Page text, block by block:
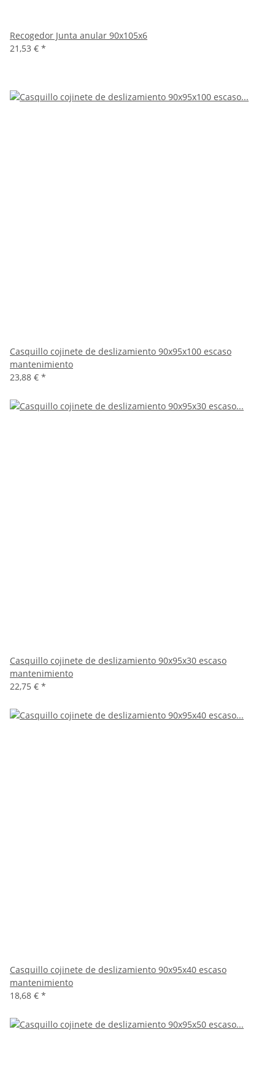
Recogedor Junta anular 90x105x6
21,53 € *
Casquillo cojinete de deslizamiento 90x95x100 escaso
mantenimiento
23,88 € *
Casquillo cojinete de deslizamiento 90x95x30 escaso
mantenimiento
22,75 € *
Casquillo cojinete de deslizamiento 90x95x40 escaso
mantenimiento
18,68 € *